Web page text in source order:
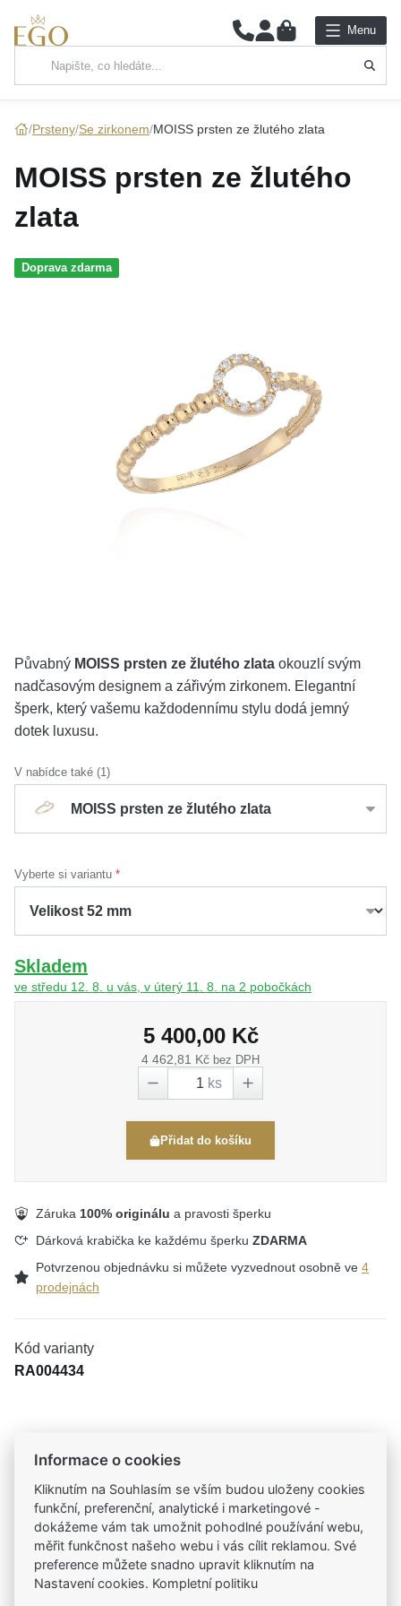
0 Menu
Hlavní kategorie
Prsteny Se zirkonem MOISS prsten ze žlutého zlata
MOISS prsten ze žlutého
zlata
Doprava zdarma
Půvabný MOISS prsten ze žlutého zlata okouzlí svým
nadčasovým designem a zářivým zirkonem. Elegantní
šperk, který vašemu každodennímu stylu dodá jemný
dotek luxusu.
V nabídce také (1)
MOISS prsten ze žlutého zlata
Vyberte si variantu
Skladem
ve středu 12. 8. u vás, v úterý 11. 8. na 2 pobočkách
5 400,00 Kč
4 462,81 Kč bez DPH
ks
Přidat do košíku
Záruka 100% originálu a pravosti šperku
Dárková krabička ke každému šperku ZDARMA
Potvrzenou objednávku si můžete vyzvednout osobně ve 4
prodejnách
Kód varianty
RA004434
Už od roku 2001 jsme součástí vašich příběhů
Široký výběr produktů
Na našem e-shopu máte výběr z tisíců šperků
Garance vysoké kvality
Informace o cookies
Kliknutím na Souhlasím se vším budou uloženy cookies
funkční, preferenční, analytické i marketingové -
dokážeme vám tak umožnit pohodlné používání webu,
měřit funkčnost našeho webu i vás cílit reklamou. Své
preference můžete snadno upravit kliknutím na
Nastavení cookies. Kompletní politiku